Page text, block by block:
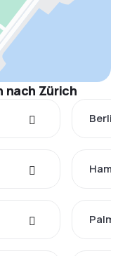
nach Zürich
Berlin